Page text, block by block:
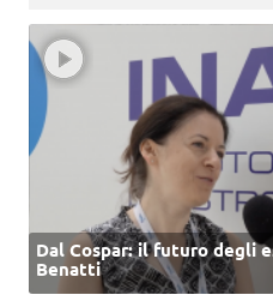
Dal Cospar: il futuro degli
Benatti